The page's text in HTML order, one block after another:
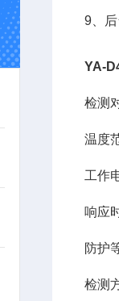
9、
YA-
检测
温度
工作
响应
防护
检测